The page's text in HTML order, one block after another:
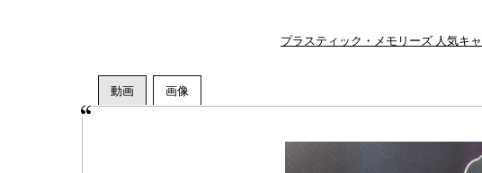
プラスティック・メモリーズ 人気キ